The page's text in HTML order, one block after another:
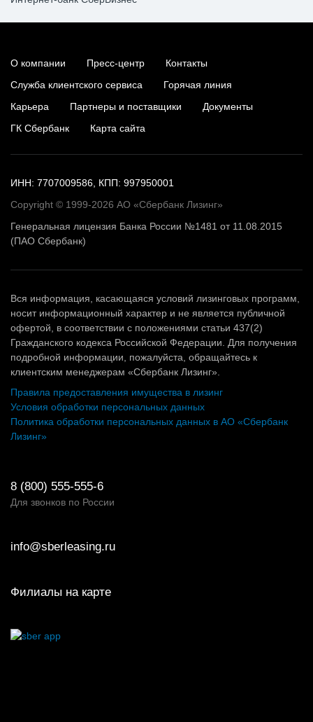
О компании Пресс-центр
Контакты
Служба клиентского сервиса
Горячая линия
Карьера
Партнеры и поставщики
Документы
ГК Сбербанк
Карта сайта
ИНН: 7707009586, КПП: 997950001
Copyright © 1999-2026 АО «Сбербанк Лизинг»
Генеральная лицензия Банка России №1481 от 11.08.2015
(ПАО Сбербанк)
Вся информация, касающаяся условий лизинговых программ,
носит информационный характер и не является публичной
офертой, в соответствии с положениями статьи 437(2)
Гражданского кодекса Российской Федерации. Для получения
подробной информации, пожалуйста, обращайтесь к
клиентским менеджерам «Сбербанк Лизинг».
Правила предоставления имущества в лизинг
Условия обработки персональных данных
Политика обработки персональных данных в АО «Сбербанк
Лизинг»
8 (800) 555-555-6
Для звонков по России
info@sberleasing.ru
Филиалы на карте